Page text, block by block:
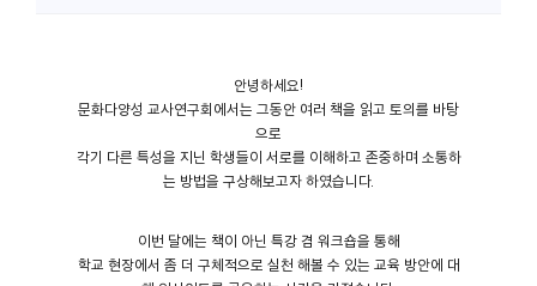
안녕하세요!
문화다양성 교사연구회에서는 그동안 여러 책을 읽고 토의를 바탕
으로
각기 다른 특성을 지닌 학생들이 서로를 이해하고 존중하며 소통하
는 방법을 구상해보고자 하였습니다.
이번 달에는 책이 아닌 특강 겸 워크숍을 통해
학교 현장에서 좀 더 구체적으로 실천 해볼 수 있는 교육 방안에 대